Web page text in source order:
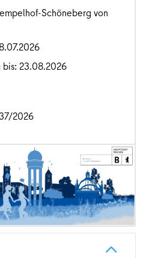
Schöneberg von
bis: 23.08.2026
2026